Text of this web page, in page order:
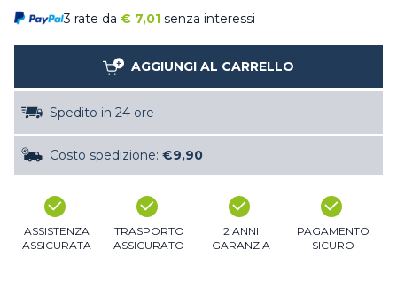
3 rate da € 7,01 senza interessi
AGGIUNGI AL CARRELLO
Spedito in 24 ore
Costo spedizione: €9,90
ASSISTENZA
ASSICURATA
TRASPORTO
ASSICURATO
2 ANNI
GARANZIA
PAGAMENTO
SICURO